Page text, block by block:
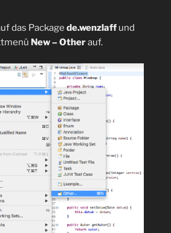
das Package de.wenzlaff und
New – Otherauf.